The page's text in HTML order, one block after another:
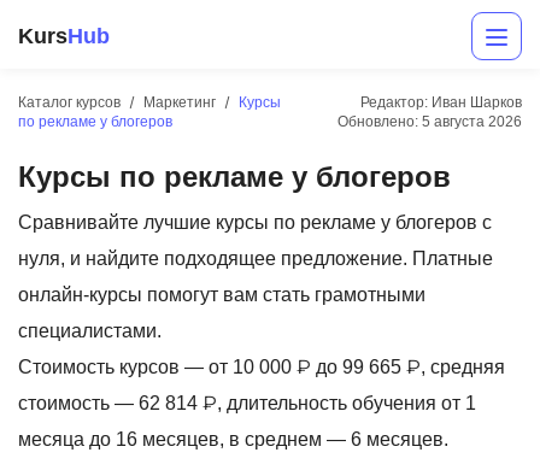
KursHub
Каталог курсов Маркетинг
Курсы
по рекламе у блогеров
Редактор: Иван Шарков
Обновлено: 5 августа 2026
Курсы по рекламе у блогеров
Сравнивайте лучшие курсы по рекламе у блогеров с
нуля, и найдите подходящее предложение. Платные
онлайн-курсы помогут вам стать грамотными
специалистами.
Стоимость курсов — от 10 000 ₽ до 99 665 ₽, средняя
стоимость — 62 814 ₽, длительность обучения от 1
месяца до 16 месяцев, в среднем — 6 месяцев.
Разработка
Маркетинг